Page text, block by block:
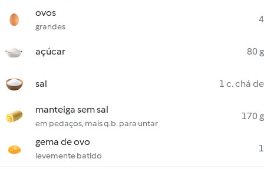
ovos
grandes
4
açúcar 80 g
sal 1 c. chá de
manteiga sem sal
em pedaços, mais q.b. para untar
170 g
gema de ovo
levemente batido
1